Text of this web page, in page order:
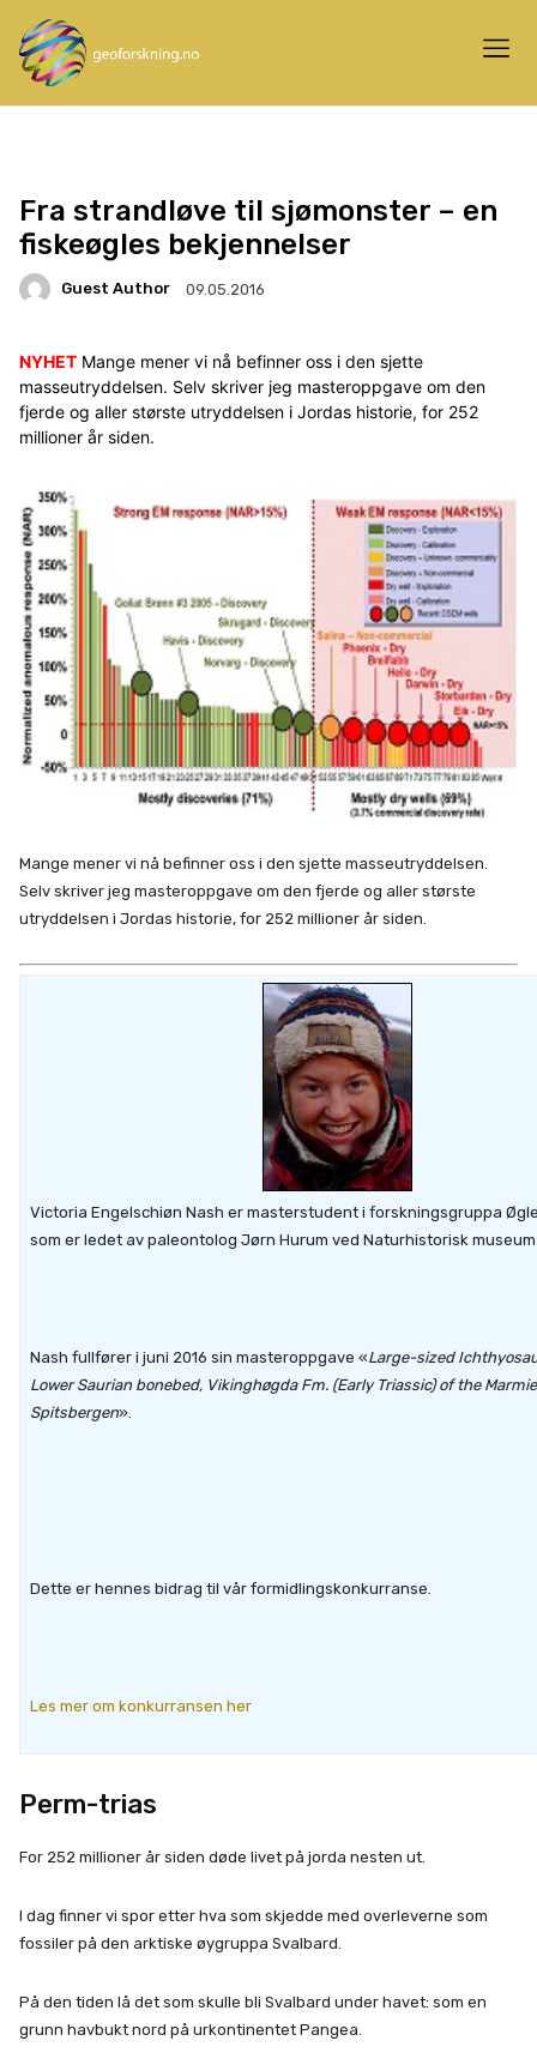
Fra strandløve til sjømonster – en
fiskeøgles bekjennelser
Guest Author 09.05.2016
NYHET Mange mener vi nå befinner oss i den sjette
masseutryddelsen. Selv skriver jeg masteroppgave om den
fjerde og aller største utryddelsen i Jordas historie, for 252
millioner år siden.
Mange mener vi nå befinner oss i den sjette masseutryddelsen.
Selv skriver jeg masteroppgave om den fjerde og aller største
utryddelsen i Jordas historie, for 252 millioner år siden.
Victoria Engelschiøn Nash er masterstudent i forskningsgruppa
som er ledet av paleontolog Jørn Hurum ved Naturhistorisk museum
Nash fullfører i juni 2016 sin masteroppgave «Large-sized
Lower Saurian bonebed, Vikinghøgda Fm. (Early Triassic) of the
Spitsbergen».
Dette er hennes bidrag til vår formidlingskonkurranse.
Les mer om konkurransen her
Perm-trias
For 252 millioner år siden døde livet på jorda nesten ut.
I dag finner vi spor etter hva som skjedde med overleverne som
fossiler på den arktiske øygruppa Svalbard.
På den tiden lå det som skulle bli Svalbard under havet: som en
grunn havbukt nord på urkontinentet Pangea.